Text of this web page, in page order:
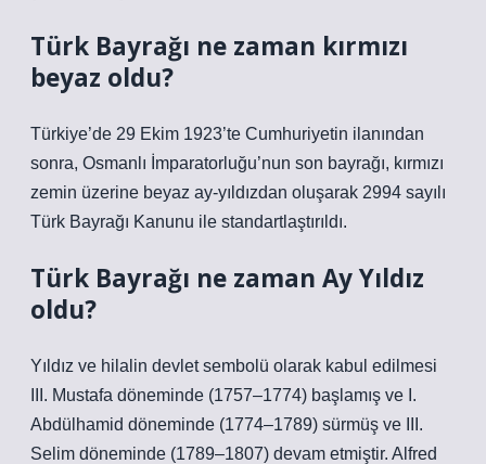
Türk Bayrağı ne zaman kırmızı
beyaz oldu?
Türkiye’de 29 Ekim 1923’te Cumhuriyetin ilanından
sonra, Osmanlı İmparatorluğu’nun son bayrağı, kırmızı
zemin üzerine beyaz ay-yıldızdan oluşarak 2994 sayılı
Türk Bayrağı Kanunu ile standartlaştırıldı.
Türk Bayrağı ne zaman Ay Yıldız
oldu?
Yıldız ve hilalin devlet sembolü olarak kabul edilmesi
III. Mustafa döneminde (1757–1774) başlamış ve I.
Abdülhamid döneminde (1774–1789) sürmüş ve III.
Selim döneminde (1789–1807) devam etmiştir. Alfred